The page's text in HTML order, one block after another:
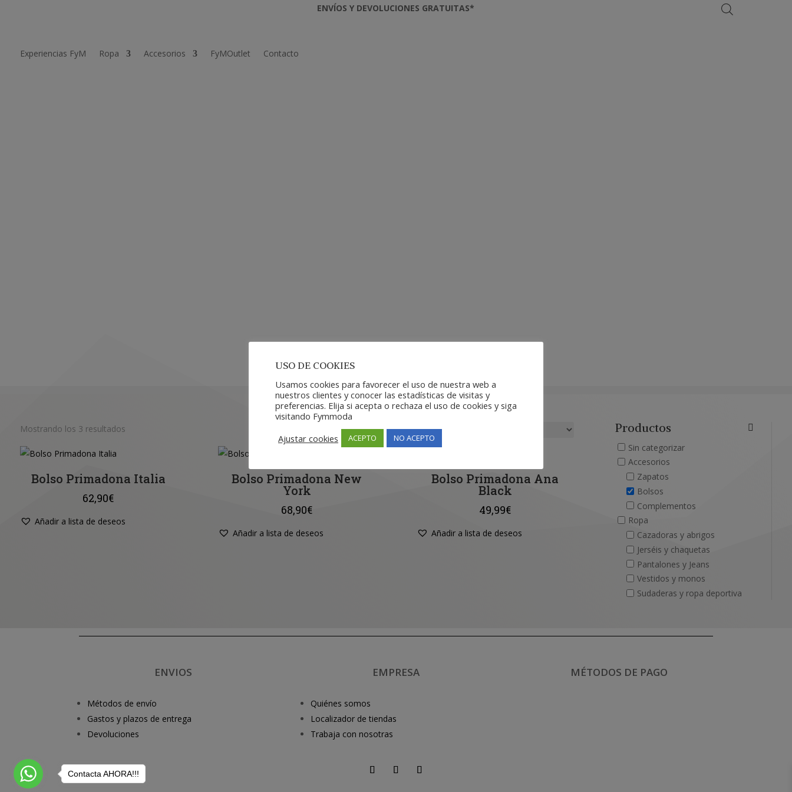
ENVÍOS Y DEVOLUCIONES GRATUITAS*
Experiencias FyM Ropa Accesorios FyMOutlet Contacto
Mostrando los 3 resultados
Bolso Primadona Italia
62,90€
Añadir a lista de deseos
Bolso Primadona New
York
68,90€
Añadir a lista de deseos
Bolso Primadona Ana
Black
49,99€
Añadir a lista de deseos
Productos
Sin categorizar
Accesorios
Zapatos
Bolsos
Complementos
Ropa
Cazadoras y abrigos
Jerséis y chaquetas
Pantalones y Jeans
Vestidos y monos
Sudaderas y ropa deportiva
ENVIOS
Métodos de envío
Gastos y plazos de entrega
Devoluciones
EMPRESA
Quiénes somos
Localizador de tiendas
Trabaja con nosotras
MÉTODOS DE PAGO
USO DE COOKIES
Usamos cookies para favorecer el uso de nuestra web a
nuestros clientes y conocer las estadísticas de visitas y
preferencias. Elija si acepta o rechaza el uso de cookies y siga
visitando Fymmoda
Ajustar cookies
ACEPTO NO ACEPTO
Contacta AHORA!!!